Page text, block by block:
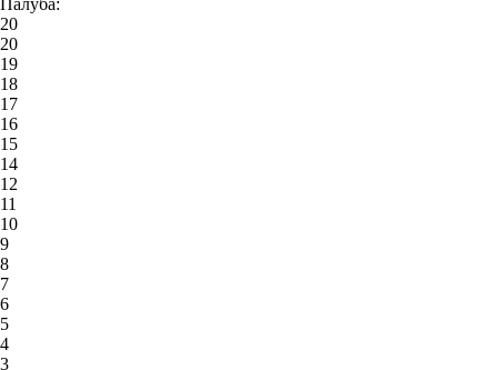
20
20
19
18
17
16
15
14
12
11
10
9
8
7
6
5
4
3